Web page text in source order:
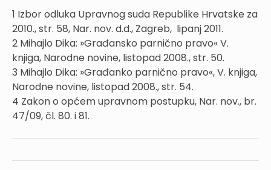
1 Izbor odluka Upravnog suda Republike Hrvatske za
2010., str. 58, Nar. nov. d.d., Zagreb, lipanj 2011.
2 Mihajlo Dika: »Građansko parnično pravo« V.
knjiga, Narodne novine, listopad 2008., str. 50.
3 Mihajlo Dika: »Građanko parnično pravo«, V. knjiga,
Narodne novine, listopad 2008., str. 54.
4 Zakon o općem upravnom postupku, Nar. nov., br.
47/09, čl. 80. i 81.